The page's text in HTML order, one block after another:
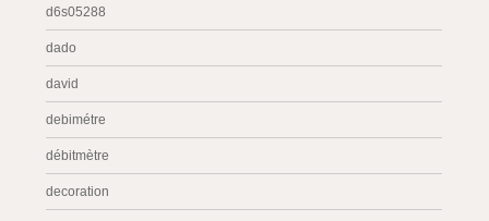
d6s05288
dado
david
debimétre
débitmètre
decoration